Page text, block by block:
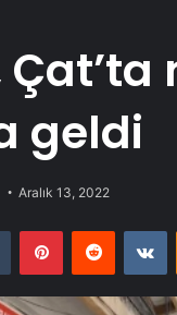
geldi
Aralık 13, 2022
Tumblr PinterestReddit